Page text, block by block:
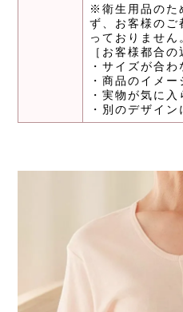
※衛生用品のた
ず、お客様のご
っておりません
［お客様都合の
・サイズが合わ
・商品のイメ
・実物が気に入
・別のデザイ